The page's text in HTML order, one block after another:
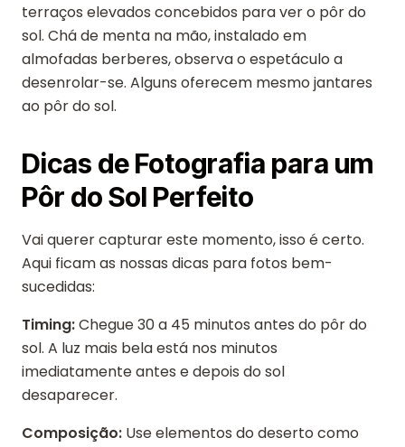
terraços elevados concebidos para ver o pôr do
sol. Chá de menta na mão, instalado em
almofadas berberes, observa o espetáculo a
desenrolar-se. Alguns oferecem mesmo jantares
ao pôr do sol.
Dicas de Fotografia para um
Pôr do Sol Perfeito
Vai querer capturar este momento, isso é certo.
Aqui ficam as nossas dicas para fotos bem-
sucedidas:
Timing:Chegue 30 a 45 minutos antes do pôr do
sol. A luz mais bela está nos minutos
imediatamente antes e depois do sol
desaparecer.
Composição: Use elementos do deserto como